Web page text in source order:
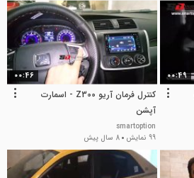
00:49
00:46
کنترل فرمان آریو Z300 - اسمارت
آپشن
smartoption
99 نمایش
8 سال پیش